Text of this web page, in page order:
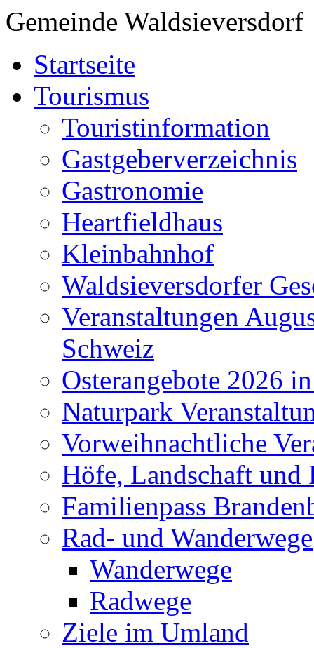
Gemeinde Waldsieversdorf
Startseite
Tourismus
Touristinformation
Gastgeberverzeichnis
Gastronomie
Heartfieldhaus
Kleinbahnhof
Waldsieversdorfer
Veranstaltungen
Schweiz
Osterangebote 2026
Naturpark
Vorweihnachtliche
Höfe, Landschaft und
Familienpass
Rad- und Wanderwege
Wanderwege
Radwege
Ziele im Umland